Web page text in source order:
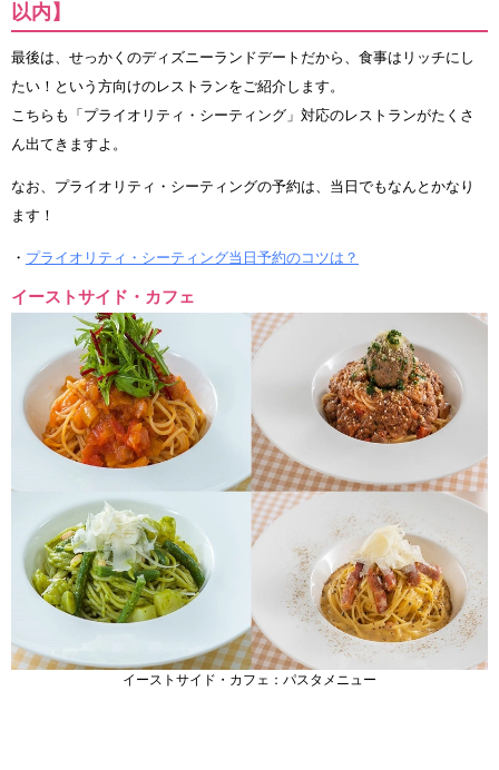
以内】
最後は、せっかくのディズニーランドデートだから、食事はリッチにし
たい！という方向けのレストランをご紹介します。
こちらも「プライオリティ・シーティング」対応のレストランがたくさ
ん出てきますよ。
なお、プライオリティ・シーティングの予約は、当日でもなんとかなり
ます！
・ プライオリティ・シーティング当日予約のコツは？
イーストサイド・カフェ
イーストサイド・カフェ：パスタメニュー